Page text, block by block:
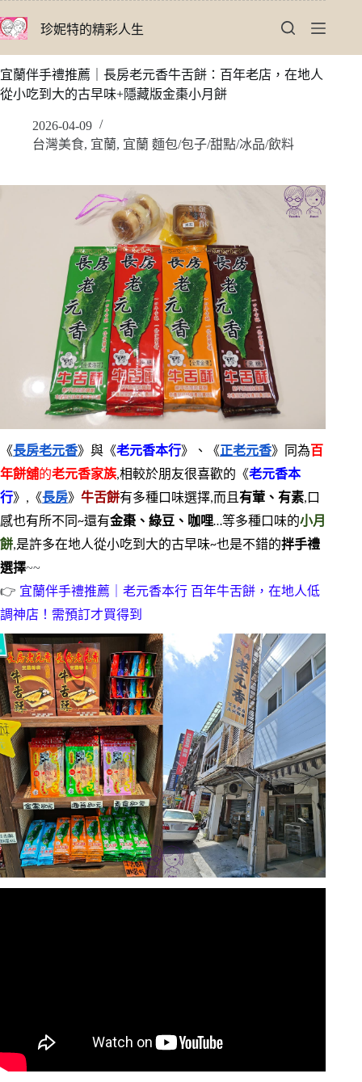
至
要
內
珍妮特的精彩人生
宜蘭伴手禮推薦｜長房老元香牛舌餅：百年老店，在地人
從小吃到大的古早味+隱藏版金棗小月餅
2026-04-09
台灣美食, 宜蘭, 宜蘭 麵包/包子/甜點/冰品/飲料
《長房老元香》與《老元香本行》、《正老元香》同為 百
年餅舖的老元香家族,相較於朋友很喜歡的《老元香本
行》,《長房》 牛舌餅有多種口味選擇,而且有葷、有素,口
感也有所不同~還有金棗、綠豆、咖哩…等多種口味的小月
餅,是許多在地人從小吃到大的古早味~也是不錯的拌手禮
選擇~~
👉 宜蘭伴手禮推薦｜老元香本行 百年牛舌餅，在地人低
調神店！需預訂才買得到